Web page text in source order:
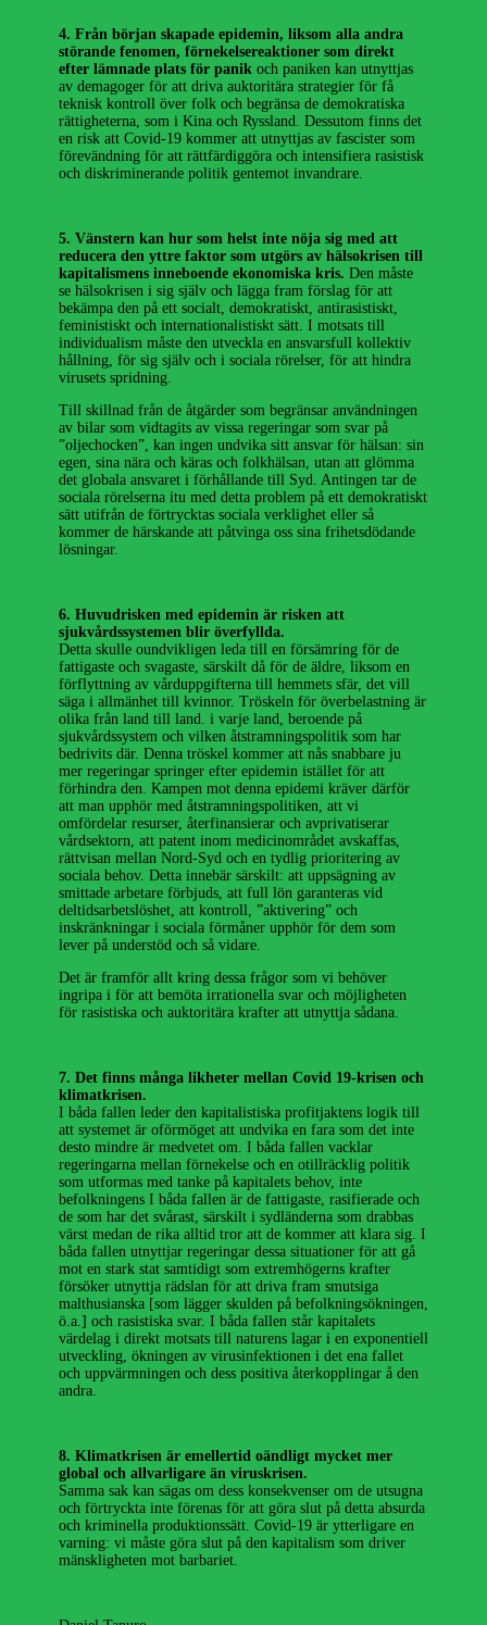
4. Från början skapade epidemin, liksom alla andra
störande fenomen, förnekelsereaktioner som direkt
efter lämnade plats för panik och paniken kan utnyttjas
av demagoger för att driva auktoritära strategier för få
teknisk kontroll över folk och begränsa de demokratiska
rättigheterna, som i Kina och Ryssland. Dessutom finns det
en risk att Covid-19 kommer att utnyttjas av fascister som
förevändning för att rättfärdiggöra och intensifiera rasistisk
och diskriminerande politik gentemot invandrare.
5. Vänstern kan hur som helst inte nöja sig med att
reducera den yttre faktor som utgörs av hälsokrisen till
kapitalismens inneboende ekonomiska kris. Den måste
se hälsokrisen i sig själv och lägga fram förslag för att
bekämpa den på ett socialt, demokratiskt, antirasistiskt,
feministiskt och internationalistiskt sätt. I motsats till
individualism måste den utveckla en ansvarsfull kollektiv
hållning, för sig själv och i sociala rörelser, för att hindra
virusets spridning.
Till skillnad från de åtgärder som begränsar användningen
av bilar som vidtagits av vissa regeringar som svar på
”oljechocken”, kan ingen undvika sitt ansvar för hälsan: sin
egen, sina nära och käras och folkhälsan, utan att glömma
det globala ansvaret i förhållande till Syd. Antingen tar de
sociala rörelserna itu med detta problem på ett demokratiskt
sätt utifrån de förtrycktas sociala verklighet eller så
kommer de härskande att påtvinga oss sina frihetsdödande
lösningar.
6. Huvudrisken med epidemin är risken att
sjukvårdssystemen blir överfyllda.
Detta skulle oundvikligen leda till en försämring för de
fattigaste och svagaste, särskilt då för de äldre, liksom en
förflyttning av vårduppgifterna till hemmets sfär, det vill
säga i allmänhet till kvinnor. Tröskeln för överbelastning är
olika från land till land. i varje land, beroende på
sjukvårdssystem och vilken åtstramningspolitik som har
bedrivits där. Denna tröskel kommer att nås snabbare ju
mer regeringar springer efter epidemin istället för att
förhindra den. Kampen mot denna epidemi kräver därför
att man upphör med åtstramningspolitiken, att vi
omfördelar resurser, återfinansierar och avprivatiserar
vårdsektorn, att patent inom medicinområdet avskaffas,
rättvisan mellan Nord-Syd och en tydlig prioritering av
sociala behov. Detta innebär särskilt: att uppsägning av
smittade arbetare förbjuds, att full lön garanteras vid
deltidsarbetslöshet, att kontroll, ”aktivering” och
inskränkningar i sociala förmåner upphör för dem som
lever på understöd och så vidare.
Det är framför allt kring dessa frågor som vi behöver
ingripa i för att bemöta irrationella svar och möjligheten
för rasistiska och auktoritära krafter att utnyttja sådana.
7. Det finns många likheter mellan Covid 19-krisen och
klimatkrisen.
I båda fallen leder den kapitalistiska profitjaktens logik till
att systemet är oförmöget att undvika en fara som det inte
desto mindre är medvetet om. I båda fallen vacklar
regeringarna mellan förnekelse och en otillräcklig politik
som utformas med tanke på kapitalets behov, inte
befolkningens I båda fallen är de fattigaste, rasifierade och
de som har det svårast, särskilt i sydländerna som drabbas
värst medan de rika alltid tror att de kommer att klara sig. I
båda fallen utnyttjar regeringar dessa situationer för att gå
mot en stark stat samtidigt som extremhögerns krafter
försöker utnyttja rädslan för att driva fram smutsiga
malthusianska [som lägger skulden på befolkningsökningen,
ö.a.] och rasistiska svar. I båda fallen står kapitalets
värdelag i direkt motsats till naturens lagar i en exponentiell
utveckling, ökningen av virusinfektionen i det ena fallet
och uppvärmningen och dess positiva återkopplingar å den
andra.
8. Klimatkrisen är emellertid oändligt mycket mer
global och allvarligare än viruskrisen.
Samma sak kan sägas om dess konsekvenser om de utsugna
och förtryckta inte förenas för att göra slut på detta absurda
och kriminella produktionssätt. Covid-19 är ytterligare en
varning: vi måste göra slut på den kapitalism som driver
mänskligheten mot barbariet.